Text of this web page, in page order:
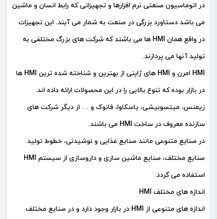
در اتوماسیون صنعتی نرم افزارها و تجهیزاتی که رابط انسان و ماشین
می باشد دستاورد بزرگی در صنعت به شمار می آیند. این تجهیزات
در واقع همان HMI ها می باشند که شرکت های بزرگ مختلفی به
تولید آنها می پردازند.
HMI امرن و HMI های ژاپنی از بهترین و شناخته شده ترین HMI ها
در بازار بوده که تنوع بالایی را در این محصولات ارائه داده اند.
زیمنس، میتسوبیشی، یاسکاوا، فانوک و … از دیگر شرکت های
سازنده معروف در ساخت HMI می باشند.
در صنایع متنوعی مانند صنایع غذایی و نوشیدنی، خطوط تولید
صنایع مختلف، صنایع ماشین سازی و داروسازی از سیستم HMI
استفاده می گردد.
اندازه های مختلف HMI
اندازه های متنوعی از HMI در بازار وجود دارد و در صنایع مختلف